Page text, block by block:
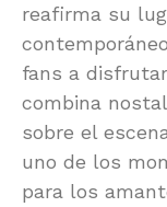
reafirma su
fans a
combina
sobre el
uno de los
para los